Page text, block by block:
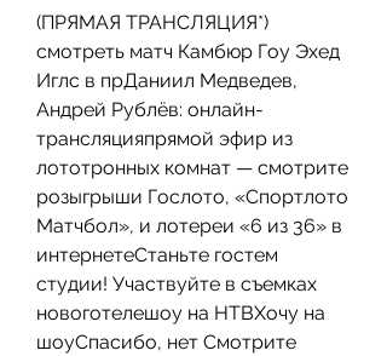
(ПРЯМАЯ ТРАНСЛЯЦИЯ*)
смотреть матч Камбюр Гоу Эхед
Иглс в прДаниил Медведев,
Андрей Рублёв: онлайн-
трансляцияпрямой эфир из
лототронных комнат — смотрите
розыгрыши Гослото, «Спортлото
Матчбол», и лотереи «6 из 36» в
интернетеСтаньте гостем
студии! Участвуйте в съемках
новоготелешоу на НТВХочу на
шоуСпасибо, нет Смотрите